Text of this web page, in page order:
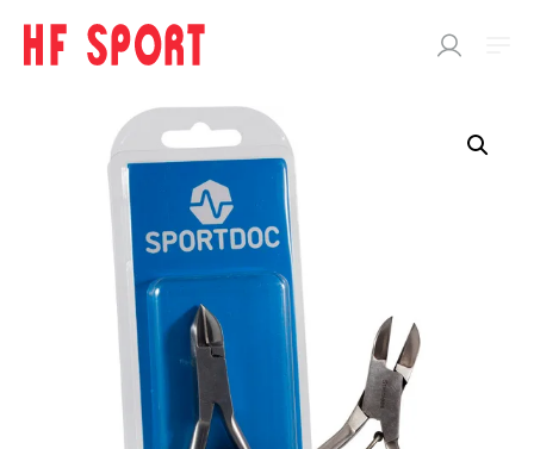
SPORTDOC
Support
Performance
Cooling